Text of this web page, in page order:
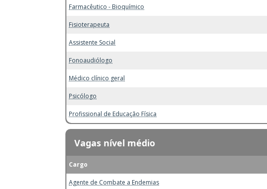
Farmacêutico - Bioquímico
Fisioterapeuta
Assistente Social
Fonoaudiólogo
Médico clínico geral
Psicólogo
Profissional de Educação Física
Vagas nível médio
Cargo
Agente de Combate a Endemias